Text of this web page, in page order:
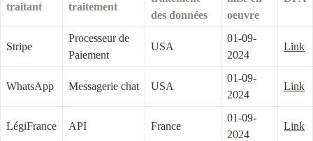
traitant
traitement
des données
oeuvre
Stripe
Processeur de
Paiement
USA
01-09-
2024
Link
WhatsApp Messagerie chat USA
01-09-
2024
Link
LégiFrance API France
01-09-
2024
Link